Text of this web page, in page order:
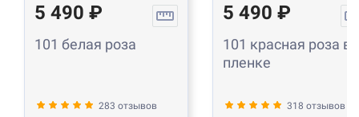
5 490 ₽
101 белая роза
283 отзывов
5 490 ₽
101 красная роза в
пленке
318 отзывов